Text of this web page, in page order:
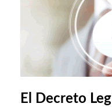
El Decreto